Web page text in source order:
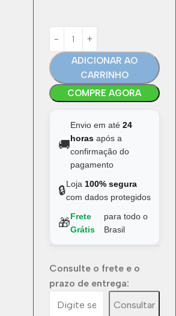
ADICIONAR AO
CARRINHO
COMPRE AGORA
🚚
Envio em até 24
horasapós a
confirmação do
pagamento
🔒Loja 100% segura
com dados protegidos
🎁Frete
Grátis
para todo o
Brasil
Consulte o frete e o
prazo de entrega:
Consultar